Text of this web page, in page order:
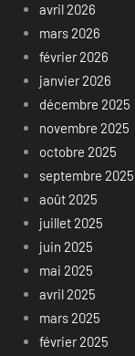
avril 2026
mars 2026
février 2026
janvier 2026
décembre 2025
novembre 2025
octobre 2025
septembre 2025
août 2025
juillet 2025
juin 2025
mai 2025
avril 2025
mars 2025
février 2025